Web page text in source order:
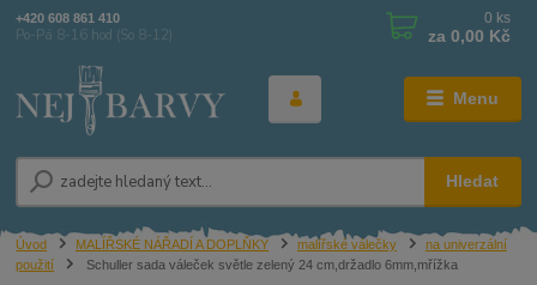
Menu
Hledat
+420 608 861 410
Po-Pá 8-16 hod (So 8-12)
0 ks
za 0,00 Kč
Úvod MALÍŘSKÉ NÁŘADÍ A DOPLŇKY malířské válečky
na univerzální
použití
Schuller sada váleček světle zelený 24 cm,držadlo 6mm,mřížka